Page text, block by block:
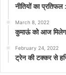
नीतियों का प्रतिफल
March 8, 2022
कुमाऊं को आज
February 24, 2022
ट्रेन की टक्कर से